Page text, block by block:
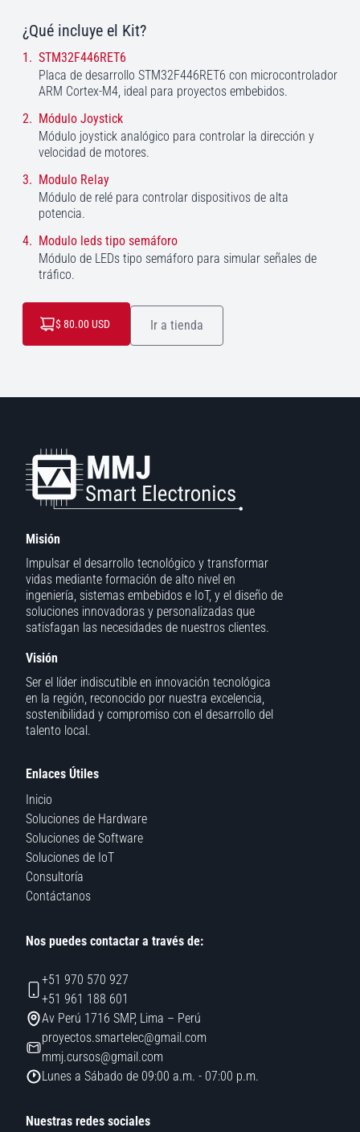
¿Qué incluye el Kit?
1. STM32F446RET6
Placa de desarrollo STM32F446RET6 con microcontrolador
ARM Cortex-M4, ideal para proyectos embebidos.
2. Módulo Joystick
Módulo joystick analógico para controlar la dirección y
velocidad de motores.
3. Modulo Relay
Módulo de relé para controlar dispositivos de alta
potencia.
4. Modulo leds tipo semáforo
Módulo de LEDs tipo semáforo para simular señales de
tráfico.
$ 80.00USD Ir a tienda
Misión
Impulsar el desarrollo tecnológico y transformar
vidas mediante formación de alto nivel en
ingeniería, sistemas embebidos e IoT, y el diseño de
soluciones innovadoras y personalizadas que
satisfagan las necesidades de nuestros clientes.
Visión
Ser el líder indiscutible en innovación tecnológica
en la región, reconocido por nuestra excelencia,
sostenibilidad y compromiso con el desarrollo del
talento local.
Enlaces Útiles
Inicio
Soluciones de Hardware
Soluciones de Software
Soluciones de IoT
Consultoría
Contáctanos
Nos puedes contactar a través de:
+51 970 570 927
+51 961 188 601
Av Perú 1716 SMP, Lima – Perú
proyectos.smartelec@gmail.com
mmj.cursos@gmail.com
Lunes a Sábado de 09:00 a.m. - 07:00 p.m.
Nuestras redes sociales